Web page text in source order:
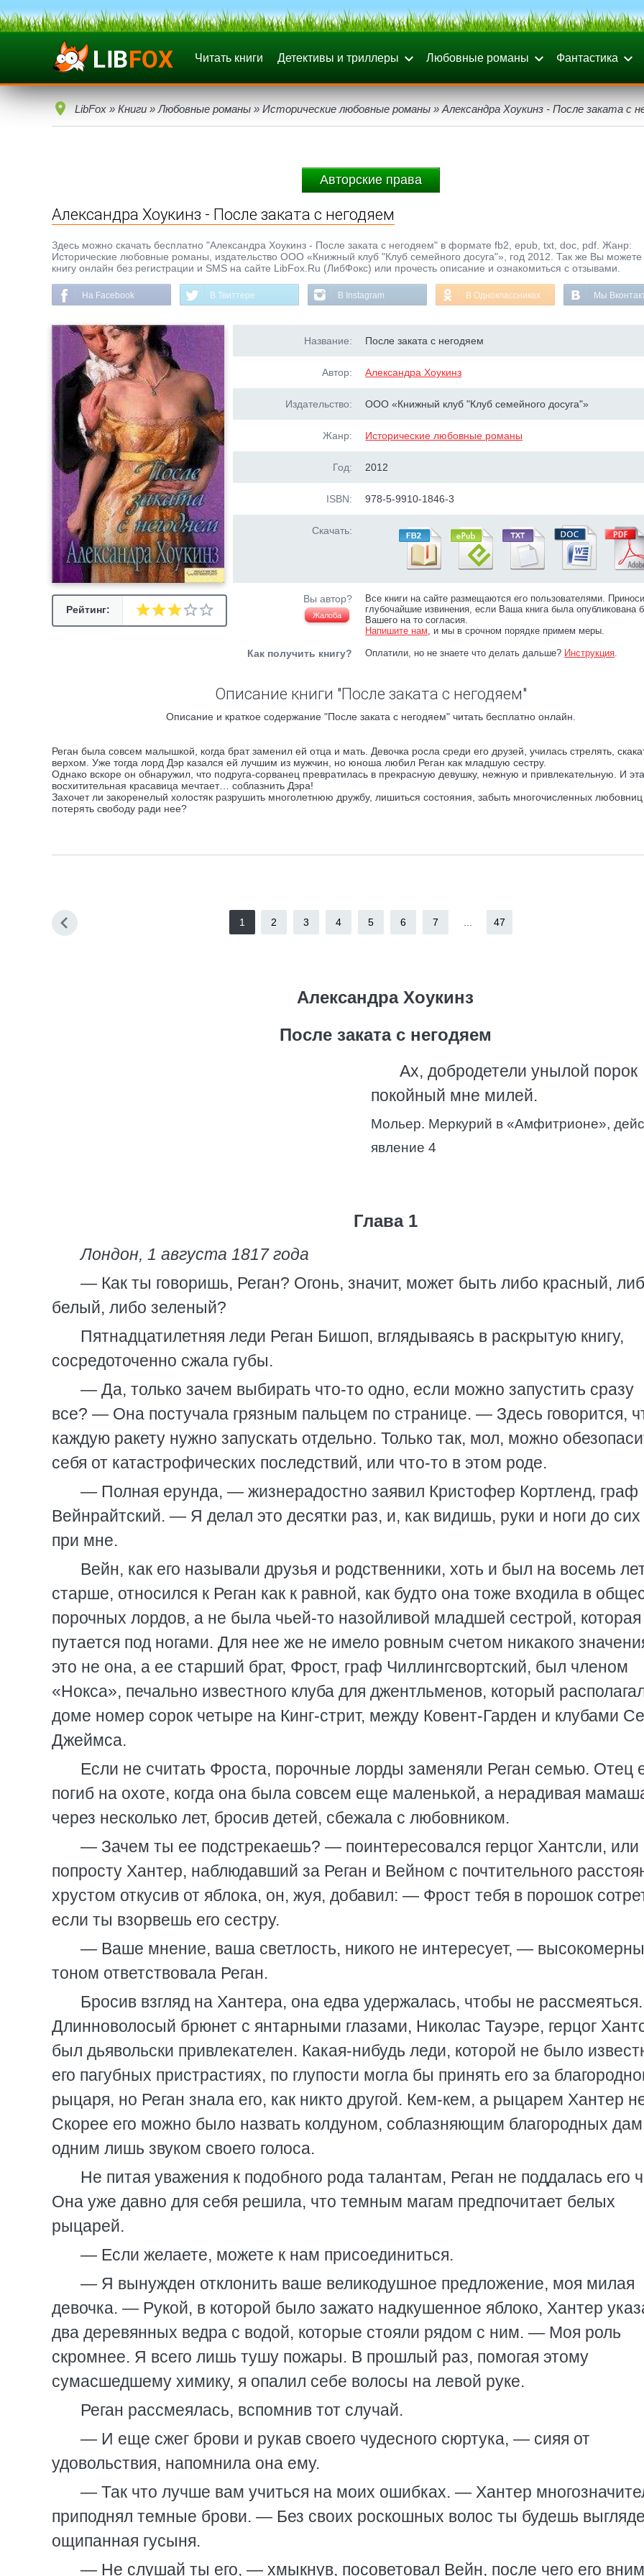
Читать книги Детективы и триллеры Любовные романы Фантастика
LibFox » Книги » Любовные романы » Исторические любовные романы » Александра Хоукинз - После заката с
Авторские права
Александра Хоукинз - После заката с негодяем
Здесь можно скачать бесплатно "Александра Хоукинз - После заката с негодяем" в формате fb2, epub, txt, doc, pdf. Жанр:
Исторические любовные романы, издательство ООО «Книжный клуб "Клуб семейного досуга"», год 2012. Так же Вы можете
книгу онлайн без регистрации и SMS на сайте LibFox.Ru (ЛибФокс) или прочесть описание и ознакомиться с отзывами.
На Facebook В Твиттере В Instagram В Одноклассниках Мы
Рейтинг:
Название: После заката с негодяем
Автор: Александра Хоукинз
Издательство: ООО «Книжный клуб "Клуб семейного досуга"»
Жанр: Исторические любовные романы
Год: 2012
ISBN: 978-5-9910-1846-3
Скачать:
Вы автор?
Жалоба
Все книги на сайте размещаются его пользователями.
глубочайшие извинения, если Ваша книга была опубликована
Вашего на то согласия.
Напишите нам, и мы в срочном порядке примем меры.
Как получить книгу? Оплатили, но не знаете что делать дальше? Инструкция.
Описание книги "После заката с негодяем"
Описание и краткое содержание "После заката с негодяем" читать бесплатно онлайн.
Реган была совсем малышкой, когда брат заменил ей отца и мать. Девочка росла среди его друзей, училась стрелять,
верхом. Уже тогда лорд Дэр казался ей лучшим из мужчин, но юноша любил Реган как младшую сестру.
Однако вскоре он обнаружил, что подруга-сорванец превратилась в прекрасную девушку, нежную и привлекательную. И эта
восхитительная красавица мечтает… соблазнить Дэра!
Захочет ли закоренелый холостяк разрушить многолетнюю дружбу, лишиться состояния, забыть многочисленных любовниц
потерять свободу ради нее?
1 2 3 4 5 6 7 47
Александра Хоукинз
После заката с негодяем
Ах, добродетели унылой порок
покойный мне милей.
Мольер. Меркурий в «Амфитрионе»,
явление 4
Глава 1
Лондон, 1 августа 1817 года
— Как ты говоришь, Реган? Огонь, значит, может быть либо красный,
белый, либо зеленый?
Пятнадцатилетняя леди Реган Бишоп, вглядываясь в раскрытую книгу,
сосредоточенно сжала губы.
— Да, только зачем выбирать что-то одно, если можно запустить сразу
все? — Она постучала грязным пальцем по странице. — Здесь говорится,
каждую ракету нужно запускать отдельно. Только так, мол, можно
себя от катастрофических последствий, или что-то в этом роде.
— Полная ерунда, — жизнерадостно заявил Кристофер Кортленд, граф
Вейнрайтский. — Я делал это десятки раз, и, как видишь, руки и ноги до сих
при мне.
Вейн, как его называли друзья и родственники, хоть и был на восемь
старше, относился к Реган как к равной, как будто она тоже входила в
порочных лордов, а не была чьей-то назойливой младшей сестрой, которая
путается под ногами. Для нее же не имело ровным счетом никакого
это не она, а ее старший брат, Фрост, граф Чиллингсвортский, был членом
«Нокса», печально известного клуба для джентльменов, который
доме номер сорок четыре на Кинг-стрит, между Ковент-Гарден и клубами
Джеймса.
Если не считать Фроста, порочные лорды заменяли Реган семью. Отец
погиб на охоте, когда она была совсем еще маленькой, а нерадивая
через несколько лет, бросив детей, сбежала с любовником.
— Зачем ты ее подстрекаешь? — поинтересовался герцог Хантсли, или
попросту Хантер, наблюдавший за Реган и Вейном с почтительного
хрустом откусив от яблока, он, жуя, добавил: — Фрост тебя в порошок
если ты взорвешь его сестру.
— Ваше мнение, ваша светлость, никого не интересует, —
тоном ответствовала Реган.
Бросив взгляд на Хантера, она едва удержалась, чтобы не рассмеяться.
Длинноволосый брюнет с янтарными глазами, Николас Тауэре, герцог
был дьявольски привлекателен. Какая-нибудь леди, которой не было
его пагубных пристрастиях, по глупости могла бы принять его за
рыцаря, но Реган знала его, как никто другой. Кем-кем, а рыцарем Хантер
Скорее его можно было назвать колдуном, соблазняющим благородных дам
одним лишь звуком своего голоса.
Не питая уважения к подобного рода талантам, Реган не поддалась его
Она уже давно для себя решила, что темным магам предпочитает белых
рыцарей.
— Если желаете, можете к нам присоединиться.
— Я вынужден отклонить ваше великодушное предложение, моя милая
девочка. — Рукой, в которой было зажато надкушенное яблоко, Хантер
два деревянных ведра с водой, которые стояли рядом с ним. — Моя роль
скромнее. Я всего лишь тушу пожары. В прошлый раз, помогая этому
сумасшедшему химику, я опалил себе волосы на левой руке.
Реган рассмеялась, вспомнив тот случай.
— И еще сжег брови и рукав своего чудесного сюртука, — сияя от
удовольствия, напомнила она ему.
— Так что лучше вам учиться на моих ошибках. — Хантер
приподнял темные брови. — Без своих роскошных волос ты будешь
ощипанная гусыня.
— Не слушай ты его, — хмыкнув, посоветовал Вейн, после чего его